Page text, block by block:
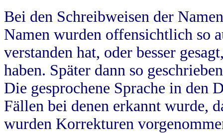
Bei den Schreibweisen der
Namen wurden offensichtlich so
verstanden hat, oder besser
haben. Später dann so
Die gesprochene Sprache in
Fällen bei denen erkannt wurde,
wurden Korrekturen